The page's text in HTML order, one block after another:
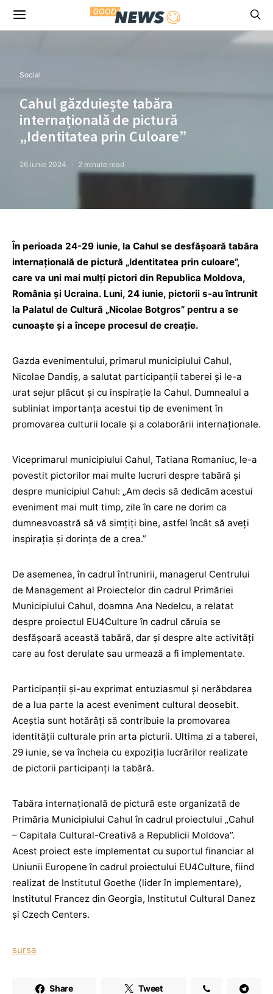
Social
Cahul găzduiește tabăra
internațională de pictură
„Identitatea prin Culoare”
26 iunie 2024 2 minute read
În perioada 24-29 iunie, la Cahul se desfășoară tabăra
internațională de pictură „Identitatea prin culoare”,
care va uni mai mulți pictori din Republica Moldova,
România și Ucraina. Luni, 24 iunie, pictorii s-au întrunit
la Palatul de Cultură „Nicolae Botgros” pentru a se
cunoaște și a începe procesul de creație.
Gazda evenimentului, primarul municipiului Cahul,
Nicolae Dandiș, a salutat participanții taberei și le-a
urat sejur plăcut și cu inspirație la Cahul. Dumnealui a
subliniat importanța acestui tip de eveniment în
promovarea culturii locale și a colaborării internaționale.
Viceprimarul municipiului Cahul, Tatiana Romaniuc, le-a
povestit pictorilor mai multe lucruri despre tabără și
despre municipiul Cahul: „Am decis să dedicăm acestui
eveniment mai mult timp, zile în care ne dorim ca
dumneavoastră să vă simțiți bine, astfel încât să aveți
inspirația și dorința de a crea.”
De asemenea, în cadrul întrunirii, managerul Centrului
de Management al Proiectelor din cadrul Primăriei
Municipiului Cahul, doamna Ana Nedelcu, a relatat
despre proiectul EU4Culture în cadrul căruia se
desfășoară această tabără, dar și despre alte activități
care au fost derulate sau urmează a fi implementate.
Participanții și-au exprimat entuziasmul și nerăbdarea
de a lua parte la acest eveniment cultural deosebit.
Aceștia sunt hotărâți să contribuie la promovarea
identității culturale prin arta picturii. Ultima zi a taberei,
29 iunie, se va încheia cu expoziția lucrărilor realizate
de pictorii participanți la tabără.
Tabăra internațională de pictură este organizată de
Primăria Municipiului Cahul în cadrul proiectului „Cahul
– Capitala Cultural-Creativă a Republicii Moldova”.
Acest proiect este implementat cu suportul financiar al
Uniunii Europene în cadrul proiectului EU4Culture, fiind
realizat de Institutul Goethe (lider în implementare),
Institutul Francez din Georgia, Institutul Cultural Danez
și Czech Centers.
sursa
Share Tweet